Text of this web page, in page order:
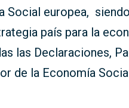
Social europea,
país para la
las Declaraciones,
de la Economía